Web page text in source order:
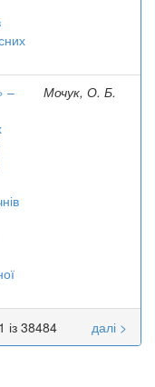
–
Мочук, О. Б.
із 38484 далі >